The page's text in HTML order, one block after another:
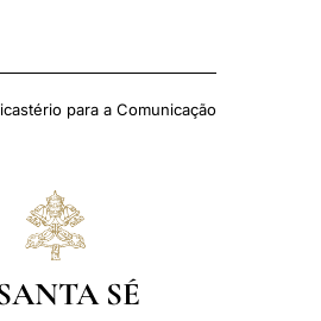
para a Comunicação
SÉ